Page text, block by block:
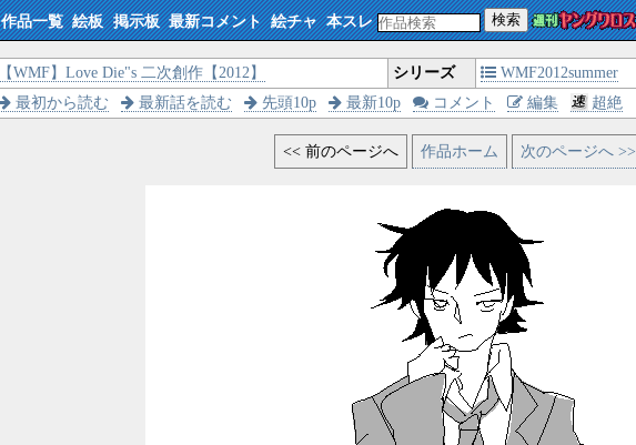
作品一覧 絵板 掲示板 最新コメント 絵チャ 本スレ 検索
【WMF】Love Die"s 二次創作【2012】 シリーズ WMF2012summer
最初から読む 最新話を読む 先頭10p 最新10p コメント 編集 超絶
<< 前のページへ 作品ホーム 次のページへ >>